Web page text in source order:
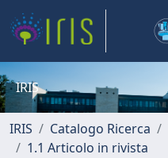
IRIS
IRIS Catalogo Ricerca
1.1 Articolo in rivista